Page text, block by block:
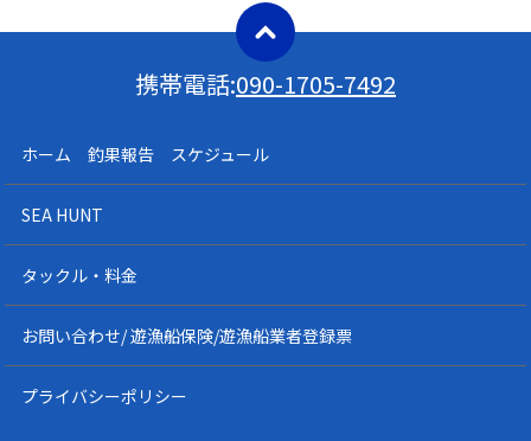
携帯電話:090-1705-7492
ホーム 釣果報告 スケジュール
SEA HUNT
タックル・料金
お問い合わせ/ 遊漁船保険/遊漁船業者登録票
プライバシーポリシー